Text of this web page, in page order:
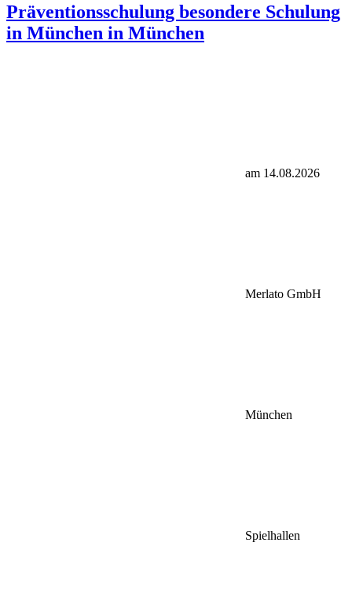
Präventionsschulung besondere Schulung
in München in München
am 14.08.2026
Merlato GmbH
München
Spielhallen